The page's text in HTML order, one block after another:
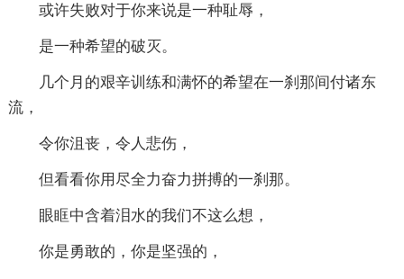
或许失败对于你来说是一种耻辱，
是一种希望的破灭。
几个月的艰辛训练和满怀的希望在一刹那间付诸东
流，
令你沮丧，令人悲伤，
但看看你用尽全力奋力拼搏的一刹那。
眼眶中含着泪水的我们不这么想，
你是勇敢的，你是坚强的，